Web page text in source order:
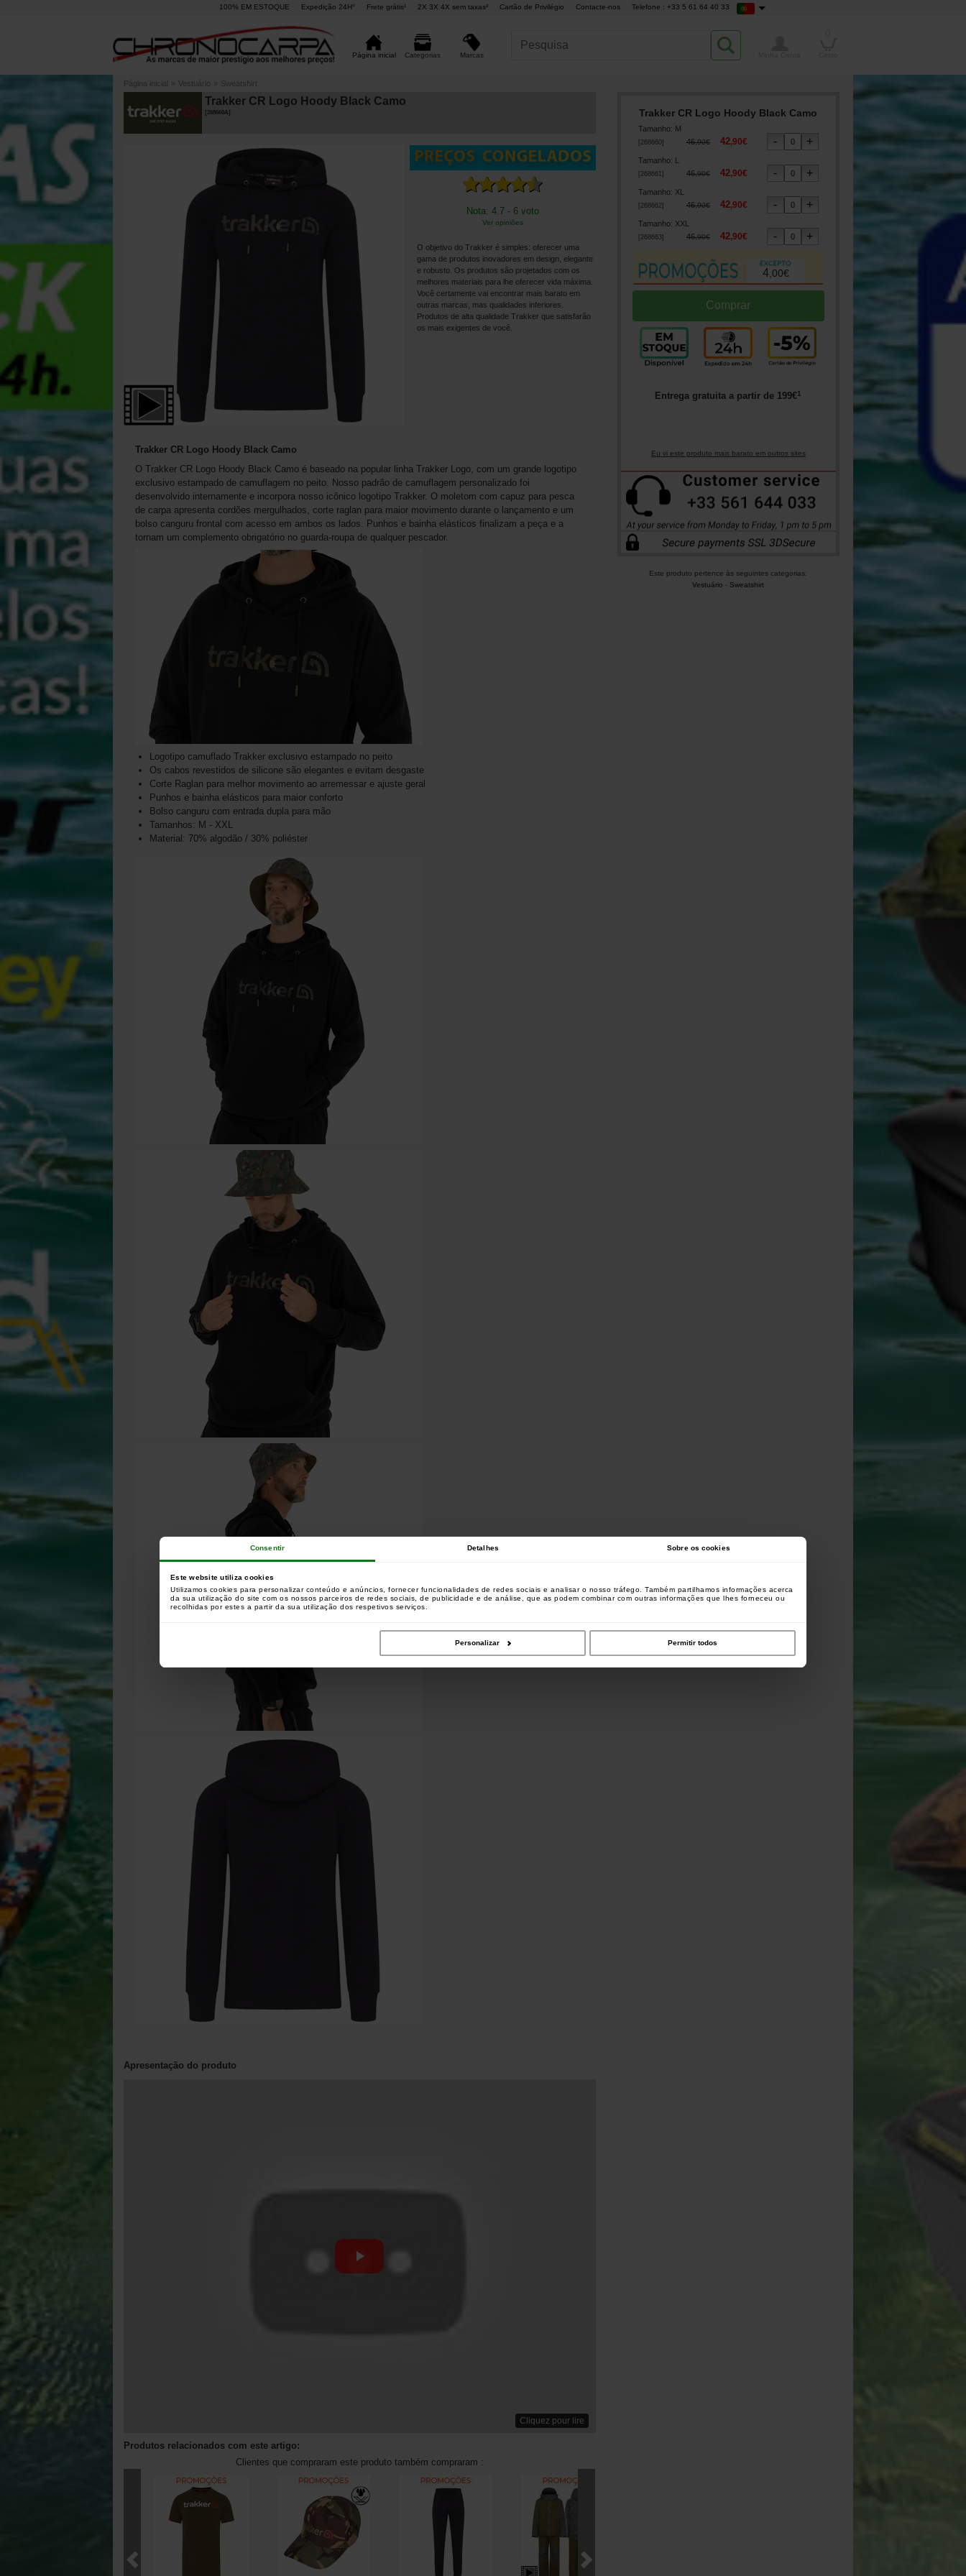
Consentir Detalhes Sobre os cookies
Este website utiliza cookies
Utilizamos cookies para personalizar conteúdo e anúncios, fornecer funcionalidades de redes sociais e analisar o nosso tráfego. Também partilhamos informações acerca
da sua utilização do site com os nossos parceiros de redes sociais, de publicidade e de análise, que as podem combinar com outras informações que lhes forneceu ou
recolhidas por estes a partir da sua utilização dos respetivos serviços.
Personalizar Permitir todos
100% EM ESTOQUE Expedição 24H° Frete grátis¹ 2X 3X 4X sem taxas² Cartão de Privilégio Contacte-nos Telefone : +33 5 61 64 40 33
Página inicial Categorias Marcas
Página inicial » Vestuário » Sweatshirt
Trakker CR Logo Hoody Black Camo
268660A]
Nota: 4.7 - 6 voto
Ver opiniões
O objetivo do Trakker é simples: oferecer uma
gama de produtos inovadores em design, elegante
e robusto. Os produtos são projetados com os
melhores materiais para lhe oferecer vida máxima.
Você certamente vai encontrar mais barato em
outras marcas, mas qualidades inferiores.
Produtos de alta qualidade Trakker que satisfarão
os mais exigentes de você.
Trakker CR Logo Hoody Black Camo
Tamanho: M
268660] 46,90€ 42,90€
Tamanho: L
268661 ] 46,90€ 42,90€
Tamanho: XL
268662] 46,90€ 42,90€
Tamanho: XXL
268663 ] 46,90€ 42,90€
4,00€
Entrega gratuita a partir de 199€1
Eu vi este produto mais barato em outros sites
Este produto pertence às seguintes categorias:
Vestuário - Sweatshirt
Trakker CR Logo Hoody Black Camo
O Trakker CR Logo Hoody Black Camo é baseado na popular linha Trakker Logo, com um grande logotipo
exclusivo estampado de camuflagem no peito. Nosso padrão de camuflagem personalizado foi
desenvolvido internamente e incorpora nosso icônico logotipo Trakker. O moletom com capuz para pesca
de carpa apresenta cordões mergulhados, corte raglan para maior movimento durante o lançamento e um
bolso canguru frontal com acesso em ambos os lados. Punhos e bainha elásticos finalizam a peça e a
tornam um complemento obrigatório no guarda-roupa de qualquer pescador.
Logotipo camuflado Trakker exclusivo estampado no peito
Os cabos revestidos de silicone são elegantes e evitam desgaste
Corte Raglan para melhor movimento ao arremessar e ajuste geral
Punhos e bainha elásticos para maior conforto
Bolso canguru com entrada dupla para mão
Tamanhos: M - XXL
Material: 70% algodão / 30% poliéster
Apresentação do produto
Cliquez pour lire
Produtos relacionados com este artigo:
Clientes que compraram este produto também compraram :